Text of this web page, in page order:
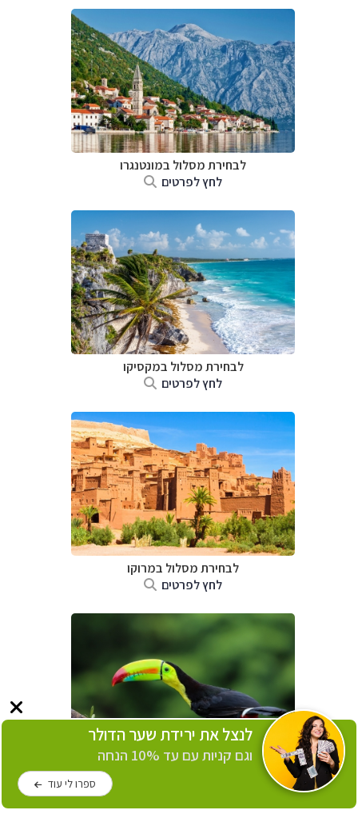
לבחירת מסלול במונטנגרו
לחץ לפרטים
לבחירת מסלול במקסיקו
לחץ לפרטים
לבחירת מסלול במרוקו
לחץ לפרטים
לבחירת מסלול בקוסטה ריקה
לנצל את ירידת שער הדולר
וגם קניות עם עד 10% הנחה
ספרו לי עוד